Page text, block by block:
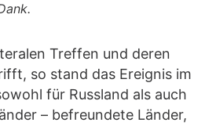
Treffen und deren
so stand das Ereignis im
für Russland als auch
– befreundete Länder,